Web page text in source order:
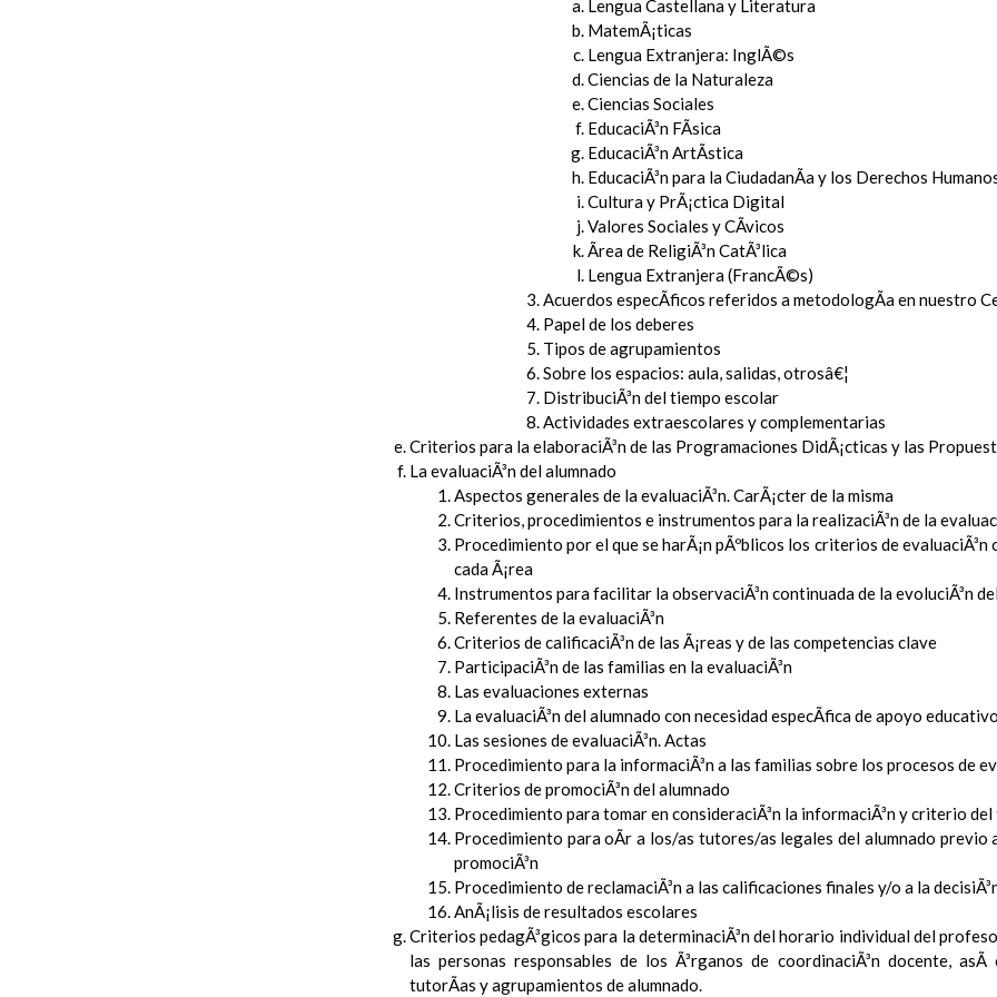
Lengua Castellana y Literatura
MatemÃ¡ticas
Lengua Extranjera: InglÃ©s
Ciencias de la Naturaleza
Ciencias Sociales
EducaciÃ³n FÃ­sica
EducaciÃ³n ArtÃ­stica
EducaciÃ³n para la CiudadanÃ­a y los Derechos
Cultura y PrÃ¡ctica Digital
Valores Sociales y CÃ­vicos
Ãrea de ReligiÃ³n CatÃ³lica
Lengua Extranjera (FrancÃ©s)
Acuerdos especÃ­ficos referidos a metodologÃ­a en nuestro
Papel de los deberes
Tipos de agrupamientos
Sobre los espacios: aula, salidas, otrosâ€¦
DistribuciÃ³n del tiempo escolar
Actividades extraescolares y complementarias
Criterios para la elaboraciÃ³n de las Programaciones DidÃ¡cticas y las
La evaluaciÃ³n del alumnado
Aspectos generales de la evaluaciÃ³n. CarÃ¡cter de la misma
Criterios, procedimientos e instrumentos para la realizaciÃ³n de la
Procedimiento por el que se harÃ¡n pÃºblicos los criterios de evaluaciÃ³n
cada Ã¡rea
Instrumentos para facilitar la observaciÃ³n continuada de la evoluciÃ³n
Referentes de la evaluaciÃ³n
Criterios de calificaciÃ³n de las Ã¡reas y de las competencias clave
ParticipaciÃ³n de las familias en la evaluaciÃ³n
Las evaluaciones externas
La evaluaciÃ³n del alumnado con necesidad especÃ­fica de apoyo educativo
Las sesiones de evaluaciÃ³n. Actas
Procedimiento para la informaciÃ³n a las familias sobre los procesos de
Criterios de promociÃ³n del alumnado
Procedimiento para tomar en consideraciÃ³n la informaciÃ³n y criterio
Procedimiento para oÃ­r a los/as tutores/as legales del alumnado previo
promociÃ³n
Procedimiento de reclamaciÃ³n a las calificaciones finales y/o a la
AnÃ¡lisis de resultados escolares
Criterios pedagÃ³gicos para la determinaciÃ³n del horario individual del
las personas responsables de los Ã³rganos de coordinaciÃ³n docente, asÃ­
tutorÃ­as y agrupamientos de alumnado.